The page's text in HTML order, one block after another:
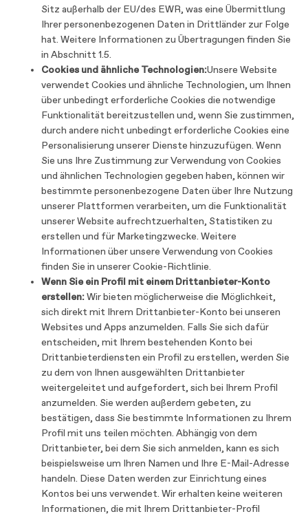
Sitz außerhalb der EU/des EWR, was eine Übermittlung
Ihrer personenbezogenen Daten in Drittländer zur Folge
hat. Weitere Informationen zu Übertragungen finden Sie
in Abschnitt 1.5.
Cookies und ähnliche Technologien:Unsere Website
verwendet Cookies und ähnliche Technologien, um Ihnen
über unbedingt erforderliche Cookies die notwendige
Funktionalität bereitzustellen und, wenn Sie zustimmen,
durch andere nicht unbedingt erforderliche Cookies eine
Personalisierung unserer Dienste hinzuzufügen. Wenn
Sie uns Ihre Zustimmung zur Verwendung von Cookies
und ähnlichen Technologien gegeben haben, können wir
bestimmte personenbezogene Daten über Ihre Nutzung
unserer Plattformen verarbeiten, um die Funktionalität
unserer Website aufrechtzuerhalten, Statistiken zu
erstellen und für Marketingzwecke. Weitere
Informationen über unsere Verwendung von Cookies
finden Sie in unserer Cookie-Richtlinie.
Wenn Sie ein Profil mit einem Drittanbieter-Konto
erstellen:Wir bieten möglicherweise die Möglichkeit,
sich direkt mit Ihrem Drittanbieter-Konto bei unseren
Websites und Apps anzumelden. Falls Sie sich dafür
entscheiden, mit Ihrem bestehenden Konto bei
Drittanbieterdiensten ein Profil zu erstellen, werden Sie
zu dem von Ihnen ausgewählten Drittanbieter
weitergeleitet und aufgefordert, sich bei Ihrem Profil
anzumelden. Sie werden außerdem gebeten, zu
bestätigen, dass Sie bestimmte Informationen zu Ihrem
Profil mit uns teilen möchten. Abhängig von dem
Drittanbieter, bei dem Sie sich anmelden, kann es sich
beispielsweise um Ihren Namen und Ihre E-Mail-Adresse
handeln. Diese Daten werden zur Einrichtung eines
Kontos bei uns verwendet. Wir erhalten keine weiteren
Informationen, die mit Ihrem Drittanbieter-Profil